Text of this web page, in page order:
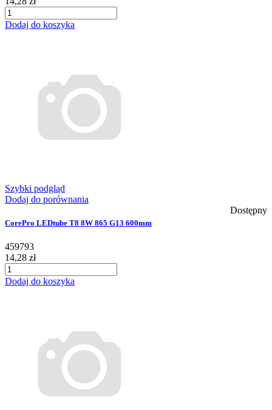
Dodaj do koszyka
Szybki podgląd
Dodaj do porównania
Dostępny
CorePro LEDtube T8 8W 865 G13 600mm
459793
14,28 zł
Dodaj do koszyka